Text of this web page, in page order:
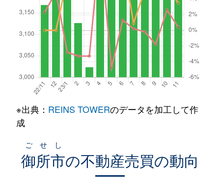
※出典： REINS TOWERのデータを加工して作
成
御所市
ごせし
の不動産売買の動向